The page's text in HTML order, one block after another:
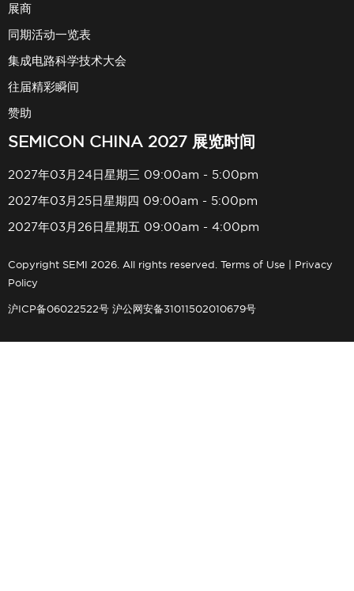
展商
同期活动一览表
集成电路科学技术大会
往届精彩瞬间
赞助
SEMICON CHINA 2027 展览时间
2027年03月24日星期三 09:00am - 5:00pm
2027年03月25日星期四 09:00am - 5:00pm
2027年03月26日星期五 09:00am - 4:00pm
Copyright SEMI 2026. All rights reserved. Terms of Use
Privacy
Policy
沪ICP备06022522号 沪公网安备31011502010679号